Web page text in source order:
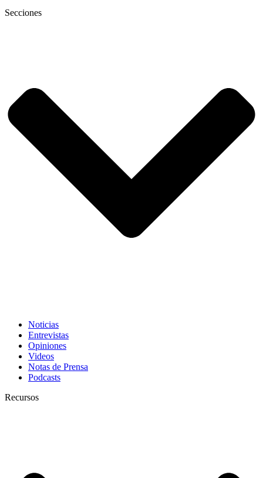
Secciones
Noticias
Entrevistas
Opiniones
Videos
Notas de Prensa
Podcasts
Recursos